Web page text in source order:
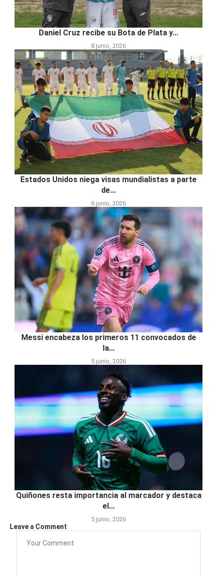
Daniel Cruz recibe su Bota de Plata y...
8 junio, 2026
Estados Unidos niega visas mundialistas a parte
de...
6 junio, 2026
Messi encabeza los primeros 11 convocados de
la...
5 junio, 2026
Quiñones resta importancia al marcador y destaca
el...
5 junio, 2026
Leave a Comment